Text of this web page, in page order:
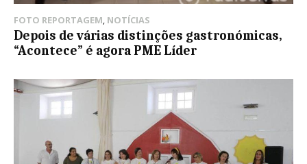
FOTO REPORTAGEM, NOTÍCIAS
Depois de várias distinções gastronómicas,
“Acontece” é agora PME Líder